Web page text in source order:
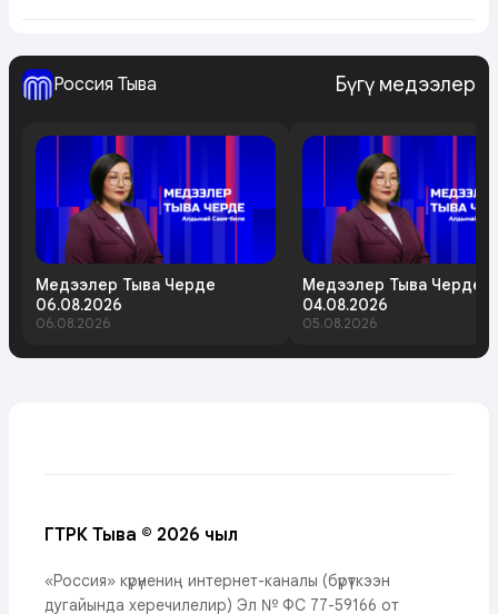
Россия Тыва Бүгү медээлер
Медээлер Тыва Черде
06.08.2026
06.08.2026
Медээлер Тыва Черде
04.08.2026
05.08.2026
ГТРК Тыва © 2026 чыл
«Россия» күрүнениң интернет-каналы (бүрүткээн
дугайында херечилелир) Эл № ФС 77-59166 от